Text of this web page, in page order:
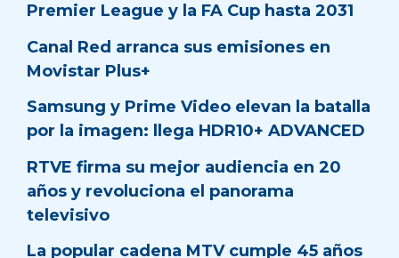
Premier League y la FA Cup hasta 2031
Canal Red arranca sus emisiones en
Movistar Plus+
Samsung y Prime Video elevan la batalla
por la imagen: llega HDR10+ ADVANCED
RTVE firma su mejor audiencia en 20
años y revoluciona el panorama
televisivo
La popular cadena MTV cumple 45 años